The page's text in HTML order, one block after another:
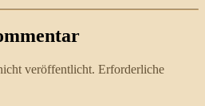
veröffentlicht. Erforderliche